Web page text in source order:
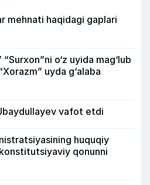
mehnati haqidagi gaplari
o‘z uyida mag‘lub
uyda g‘alaba
vafot etdi
huquqiy
qonunni